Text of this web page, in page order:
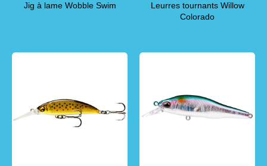
Jig à lame Wobble Swim
Leurres tournants Willow
Colorado